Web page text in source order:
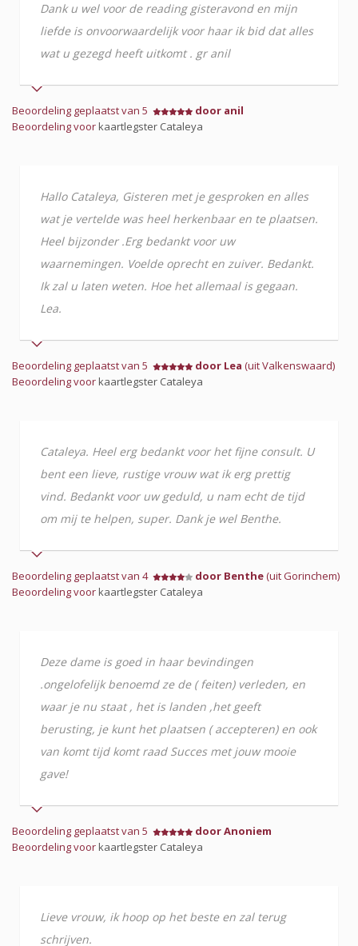
Dank u wel voor de reading gisteravond en mijn
liefde is onvoorwaardelijk voor haar ik bid dat alles
wat u gezegd heeft uitkomt . gr anil
Beoordeling geplaatst van 5
door anil
Beoordeling voorkaartlegster Cataleya
Hallo Cataleya, Gisteren met je gesproken en alles
wat je vertelde was heel herkenbaar en te plaatsen.
Heel bijzonder .Erg bedankt voor uw
waarnemingen. Voelde oprecht en zuiver. Bedankt.
Ik zal u laten weten. Hoe het allemaal is gegaan.
Lea.
Beoordeling geplaatst van 5 door Lea (uit Valkenswaard)
Beoordeling voorkaartlegster Cataleya
Cataleya. Heel erg bedankt voor het fijne consult. U
bent een lieve, rustige vrouw wat ik erg prettig
vind. Bedankt voor uw geduld, u nam echt de tijd
om mij te helpen, super. Dank je wel Benthe.
Beoordeling geplaatst van 4 door Benthe(uit Gorinchem)
Beoordeling voorkaartlegster Cataleya
Deze dame is goed in haar bevindingen
.ongelofelijk benoemd ze de ( feiten) verleden, en
waar je nu staat , het is landen ,het geeft
berusting, je kunt het plaatsen ( accepteren) en ook
van komt tijd komt raad Succes met jouw mooie
gave!
Beoordeling geplaatst van 5
door Anoniem
Beoordeling voorkaartlegster Cataleya
Lieve vrouw, ik hoop op het beste en zal terug
schrijven.